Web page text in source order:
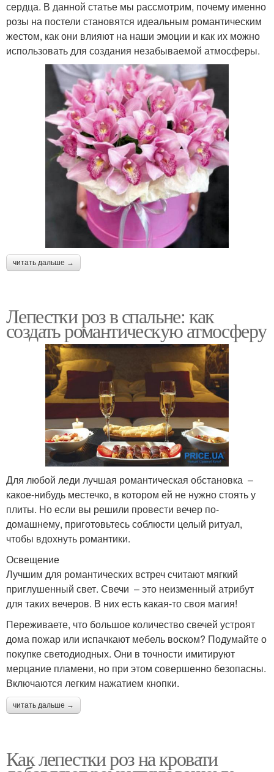
сердца. В данной статье мы рассмотрим, почему именно
розы на постели становятся идеальным романтическим
жестом, как они влияют на наши эмоции и как их можно
использовать для создания незабываемой атмосферы.
читать дальше →
Лепестки роз в спальне: как
создать романтическую атмосферу
Для любой леди лучшая романтическая обстановка –
какое-нибудь местечко, в котором ей не нужно стоять у
плиты. Но если вы решили провести вечер по-
домашнему, приготовьтесь соблюсти целый ритуал,
чтобы вдохнуть романтики.
Освещение
Лучшим для романтических встреч считают мягкий
приглушенный свет. Свечи – это неизменный атрибут
для таких вечеров. В них есть какая-то своя магия!
Переживаете, что большое количество свечей устроят
дома пожар или испачкают мебель воском? Подумайте о
покупке светодиодных. Они в точности имитируют
мерцание пламени, но при этом совершенно безопасны.
Включаются легким нажатием кнопки.
читать дальше →
Как лепестки роз на кровати